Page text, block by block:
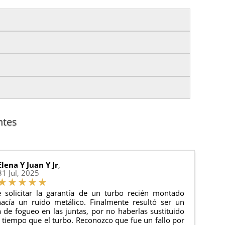
generales
del pedido para que puedas localizar tu paquete
de tu pedido.
Y Juan Y Jr,
Jul, 2025
solicitar la garantía de un turbo recién montado
un ruido metálico. Finalmente resultó ser un
de fogueo en las juntas, por no haberlas sustituido
que el turbo. Reconozco que fue un fallo por